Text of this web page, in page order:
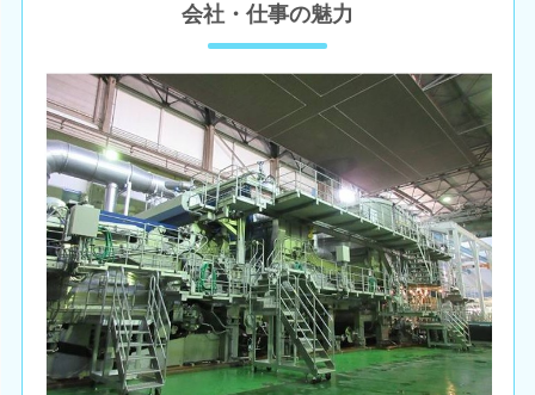
会社・仕事の魅力